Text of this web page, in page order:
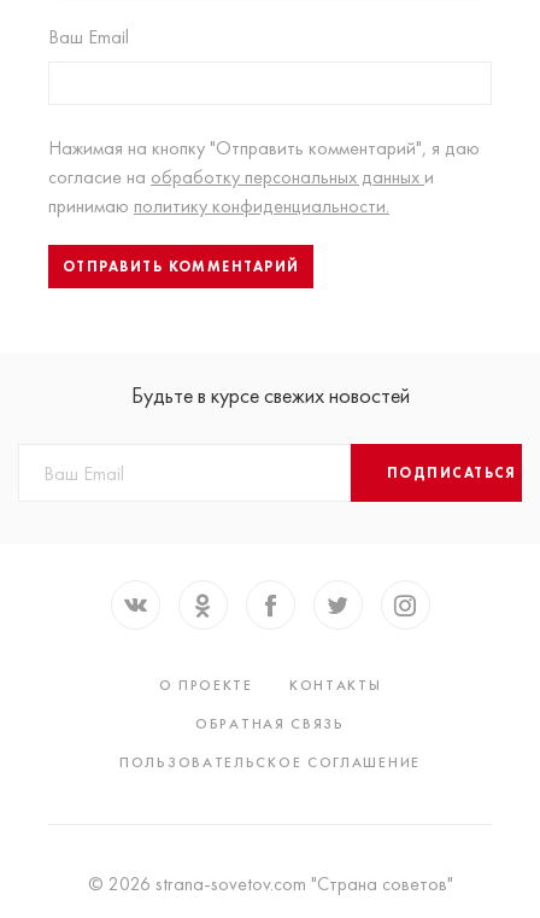
Ваш Email
Нажимая на кнопку "Отправить комментарий", я даю
согласие на обработку персональных данных и
принимаю политику конфиденциальности.
Будьте в курсе свежих новостей
ПОДПИСАТЬСЯ
О ПРОЕКТЕ
КОНТАКТЫ
ОБРАТНАЯ СВЯЗЬ
ПОЛЬЗОВАТЕЛЬСКОЕ СОГЛАШЕНИЕ
© 2026 strana-sovetov.com "Страна советов"